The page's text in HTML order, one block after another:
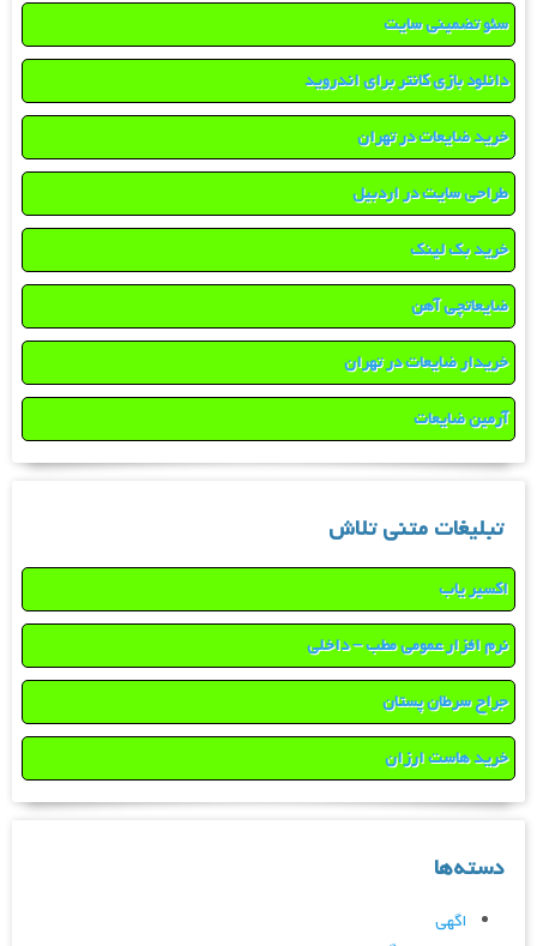
سئو تضمینی سایت
دانلود بازی کانتر برای اندروید
خرید ضایعات در تهران
طراحی سایت در اردبیل
خرید بک لینک
ضایعاتچی آهن
خریدار ضایعات در تهران
آرمین ضایعات
تبلیغات متنی تلاش
اکسیر یاب
نرم افزار عمومی مطب – داخلی
جراح سرطان پستان
خرید هاست ارزان
دسته‌ها
اگهی